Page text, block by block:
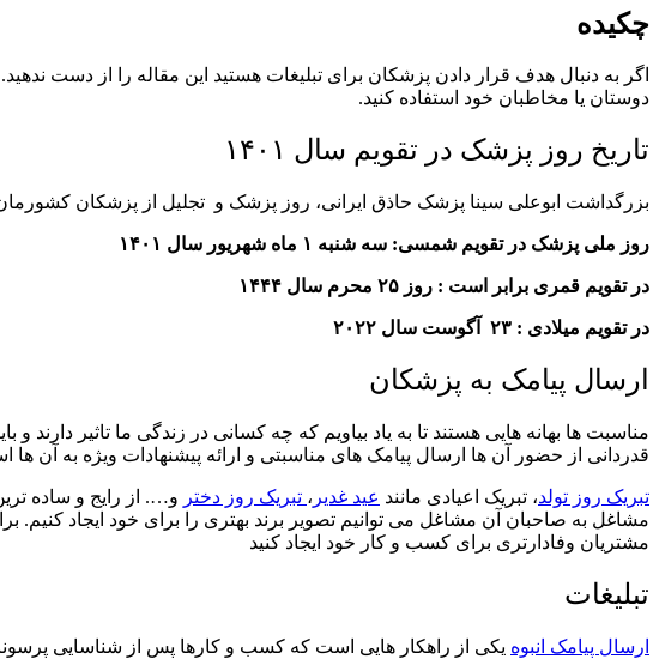
چکیده
اگر به دنبال هدف قرار دادن پزشکان برای تبلیغات هستید این مقاله را از دست
دوستان یا مخاطبان خود استفاده کنید.
تاریخ روز پزشک در تقویم سال ۱۴۰۱
بزرگداشت ابوعلی سینا پزشک حاذق ایرانی، روز پزشک و تجلیل از پزشکان کشورمان است. در
روز ملی پزشک در تقویم شمسی: سه شنبه ۱ ماه شهریور سال ۱۴۰۱
در تقویم قمری برابر است : روز ۲۵ محرم سال ۱۴۴۴
در تقویم میلادی : ۲۳ آگوست سال ۲۰۲۲
ارسال پیامک به پزشکان
مناسبت ها بهانه هایی هستند تا به یاد بیاویم که چه کسانی در زندگی ما تاثیر
قدردانی از حضور آن ها ارسال پیامک های مناسبتی و ارائه پیشنهادات ویژه به آن ها
تبریک روز تولد، تبریک اعیادی مانند عید غدیر ، تبریک روز دختر و…. از رایج و ساده
مشاغل به صاحبان آن مشاغل می توانیم تصویر برند بهتری را برای خود ایجاد کنیم.
مشتریان وفادارتری برای کسب و کار خود ایجاد کنید
تبلیغات
ارسال پیامک انبوه یکی از راهکار هایی است که کسب و کارها پس از شناسایی